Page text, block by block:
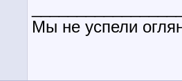
Мы не успели